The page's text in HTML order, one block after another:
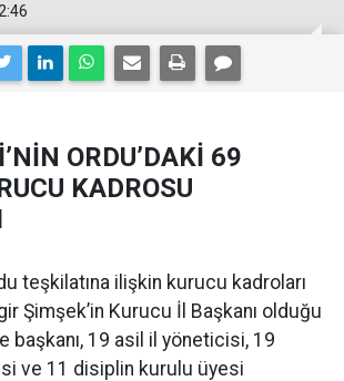
ORDU’DAKİ 69
KADROSU
teşkilatına ilişkin kurucu kadroları
Şimşek’in Kurucu İl Başkanı olduğu
başkanı, 19 asil il yöneticisi, 19
ve 11 disiplin kurulu üyesi